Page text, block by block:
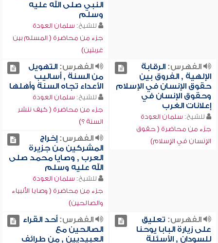
النبي صلى الله عليه
وسلم
للشيخ: سلمان العودة
جزء من محاضرة ( المسلم بين
غربتين)
الفهرس:الرقابة
الإلهية , الفروق بين
حقوق الإنسان في الإسلام
وحقوق الإنسان في
إعلانات الغرب
للشيخ: سلمان العودة
جزء من محاضرة ( حقوق
الإنسان في الإسلام)
الفهرس:التهويل
من السنة , أساليب
الأعداء تجاه السنة وأهلها
للشيخ: سلمان العودة
جزء من محاضرة ( كيف ننشر
السنة ؟)
الفهرس:إخراج
المشركين من جزيرة
العرب , وصايا محمد صلى
الله عليه وسلم
للشيخ: سلمان العودة
جزء من محاضرة ( وصايا الأنبياء
والصالحين)
الفهرس: تعليق
على زيارة البابا يوحنا
للسودان , الأسئلة
الفهرس:أحد القراء
الصالحين مع
العبيديين , من طرائف